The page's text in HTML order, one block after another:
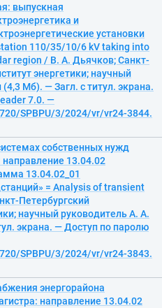
выпускная
и
установки
110/35/10/6 kV taking into
region / В. А. Дьячков; Санкт-
энергетики; научный
Мб). — Загл. с титул. экрана.
7.0. —
SPBPU/3/2024/vr/vr24-3844.
собственных нужд
13.04.02
13.04.02_01
= Analysis of transient
Петербургский
научный руководитель А. А.
экрана. — Доступ по паролю
SPBPU/3/2024/vr/vr24-3843.
энергорайона
направление 13.04.02